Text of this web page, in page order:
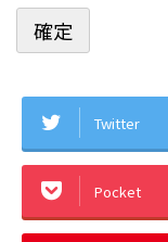
Twitter
Pocket